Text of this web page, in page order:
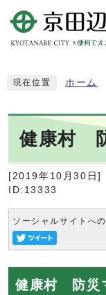
現在位置 ホーム
健康村
[2019年10月30日]
ID:13333
ソーシャルサイトへ
健康村 防災